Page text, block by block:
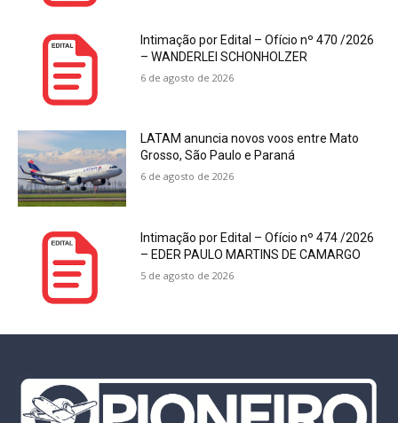
Intimação por Edital – Ofício nº 470 /2026
– WANDERLEI SCHONHOLZER
6 de agosto de 2026
LATAM anuncia novos voos entre Mato
Grosso, São Paulo e Paraná
6 de agosto de 2026
Intimação por Edital – Ofício nº 474 /2026
– EDER PAULO MARTINS DE CAMARGO
5 de agosto de 2026